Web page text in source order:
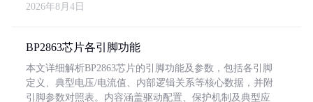
2026年8月4日
BP2863芯片各引脚功能
本文详细解析BP2863芯片的引脚功能及参数，包括各引脚
定义、典型电压/电流值、内部逻辑关系等核心数据，并附
引脚参数对照表。内容涵盖驱动配置、保护机制及典型应